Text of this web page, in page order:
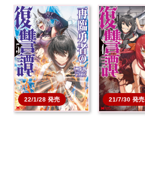
22/1/28 発売 21/7/30 発売